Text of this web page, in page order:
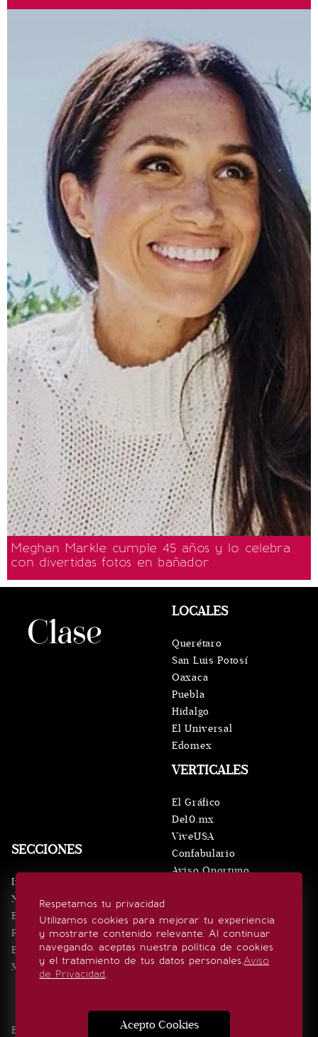
Meghan Markle cumple 45 años y lo celebra
con divertidas fotos en bañador
Respetamos tu privacidad
Utilizamos cookies para mejorar tu experiencia
y mostrarte contenido relevante. Al continuar
navegando, aceptas nuestra política de cookies
y el tratamiento de tus datos personales.Aviso
de Privacidad.
Acepto Cookies
SECCIONES
Inicio
Noticias
Eventos
Realeza
Estilo de vida
Minuto x Minuto
VERTICALES
El Gráfico
De10.mx
ViveUSA
Confabulario
Aviso Oportuno
LOCALES
Querétaro
San Luis Potosí
Oaxaca
Puebla
Hidalgo
El Universal
Edomex
SÍGUENOS
Edición Impresa Noticias Quiénes somos